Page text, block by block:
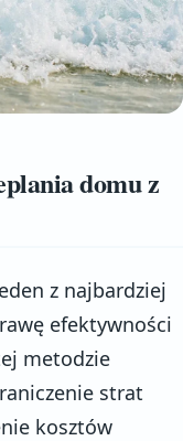
domu z
z najbardziej
efektywności
metodzie
strat
kosztów